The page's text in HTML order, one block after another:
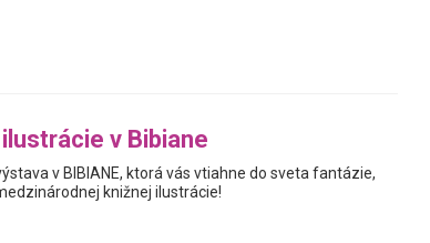
v Bibiane
v BIBIANE, ktorá vás vtiahne do sveta fantázie,
knižnej ilustrácie!